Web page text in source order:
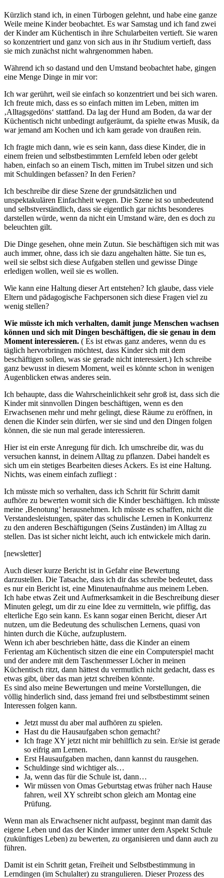
Kürzlich stand ich, in einen Türbogen gelehnt, und habe eine ganze
Weile meine Kinder beobachtet. Es war Samstag und ich fand zwei
der Kinder am Küchentisch in ihre Schularbeiten vertieft. Sie waren
so konzentriert und ganz von sich aus in ihr Studium vertieft, dass
sie mich zunächst nicht wahrgenommen haben.
Während ich so dastand und den Umstand beobachtet habe, gingen
eine Menge Dinge in mir vor:
Ich war gerührt, weil sie einfach so konzentriert und bei sich waren.
Ich freute mich, dass es so einfach mitten im Leben, mitten im
‚Alltagsgedöns‘ stattfand. Da lag der Hund am Boden, da war der
Küchentisch nicht unbedingt aufgeräumt, da spielte etwas Musik, da
war jemand am Kochen und ich kam gerade von draußen rein.
Ich fragte mich dann, wie es sein kann, dass diese Kinder, die in
einem freien und selbstbestimmten Lernfeld leben oder gelebt
haben, einfach so an einem Tisch, mitten im Trubel sitzen und sich
mit Schuldingen befassen? In den Ferien?
Ich beschreibe dir diese Szene der grundsätzlichen und
unspektakulären Einfachheit wegen. Die Szene ist so unbedeutend
und selbstverständlich, dass sie eigentlich gar nichts besonderes
darstellen würde, wenn da nicht ein Umstand wäre, den es doch zu
beleuchten gilt.
Die Dinge gesehen, ohne mein Zutun. Sie beschäftigen sich mit was
auch immer, ohne, dass ich sie dazu angehalten hätte. Sie tun es,
weil sie selbst sich diese Aufgaben stellen und gewisse Dinge
erledigen wollen, weil sie es wollen.
Wie kann eine Haltung dieser Art entstehen? Ich glaube, dass viele
Eltern und pädagogische Fachpersonen sich diese Fragen viel zu
wenig stellen?
Wie müsste ich mich verhalten, damit junge Menschen wachsen
können und sich mit Dingen beschäftigen, die sie genau in dem
Moment interessieren. ( Es ist etwas ganz anderes, wenn du es
täglich hervorbringen möchtest, dass Kinder sich mit dem
beschäftigen sollen, was sie gerade nicht interessiert.) Ich schreibe
ganz bewusst in diesem Moment, weil es könnte schon in wenigen
Augenblicken etwas anderes sein.
Ich behaupte, dass die Wahrscheinlichkeit sehr groß ist, dass sich die
Kinder mit sinnvollen Dingen beschäftigen, wenn es den
Erwachsenen mehr und mehr gelingt, diese Räume zu eröffnen, in
denen die Kinder sein dürfen, wer sie sind und den Dingen folgen
können, die sie nun mal gerade interessieren.
Hier ist ein erste Anregung für dich. Ich umschreibe dir, was du
versuchen kannst, in deinem Alltag zu pflanzen. Dabei handelt es
sich um ein stetiges Bearbeiten dieses Ackers. Es ist eine Haltung.
Nichts, was einem einfach zufliegt :
Ich müsste mich so verhalten, dass ich Schritt für Schritt damit
aufhöre zu bewerten womit sich die Kinder beschäftigen. Ich müsste
meine ‚Benotung’ herausnehmen. Ich müsste es schaffen, nicht die
Verstandesleistungen, später das schulische Lernen in Konkurrenz
zu den anderen Beschäftigungen (Seins Zuständen) im Alltag zu
stellen. Das ist sicher nicht leicht, auch ich entwickele mich darin.
[newsletter]
Auch dieser kurze Bericht ist in Gefahr eine Bewertung
darzustellen. Die Tatsache, dass ich dir das schreibe bedeutet, dass
es nur ein Bericht ist, eine Minutenaufnahme aus meinem Leben.
Ich habe etwas Zeit und Aufmerksamkeit in die Beschreibung dieser
Minuten gelegt, um dir zu eine Idee zu vermitteln, wie pfiffig, das
elterliche Ego sein kann. Es kann sogar einen Bericht, dieser Art
nutzen, um die Bedeutung des schulischen Lernens, quasi von
hinten durch die Küche, aufzuplustern.
Wenn ich aber beschrieben hätte, dass die Kinder an einem
Ferientag am Küchentisch sitzen die eine ein Computerspiel macht
und der andere mit dem Taschenmesser Löcher in meinen
Küchentisch ritzt, dann hättest du vermutlich nicht gedacht, dass es
etwas gibt, über das man jetzt schreiben könnte.
Es sind also meine Bewertungen und meine Vorstellungen, die
völlig hinderlich sind, dass jemand frei und selbstbestimmt seinen
Interessen folgen kann.
Jetzt musst du aber mal aufhören zu spielen.
Hast du die Hausaufgaben schon gemacht?
Ich frage XY jetzt nicht mir behilflich zu sein. Er/sie ist gerade
so eifrig am Lernen.
Erst Hausaufgaben machen, dann kannst du rausgehen.
Schuldinge sind wichtiger als…
Ja, wenn das für die Schule ist, dann…
Wir müssen von Omas Geburtstag etwas früher nach Hause
fahren, weil XY schreibt schon gleich am Montag eine
Prüfung.
Wenn man als Erwachsener nicht aufpasst, beginnt man damit das
eigene Leben und das der Kinder immer unter dem Aspekt Schule
(zukünftiges Leben) zu bewerten, zu organisieren und dann auch zu
führen.
Damit ist ein Schritt getan, Freiheit und Selbstbestimmung in
Lerndingen (im Schulalter) zu strangulieren. Dieser Prozess des